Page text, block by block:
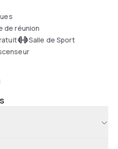
de réunion
Salle de Sport